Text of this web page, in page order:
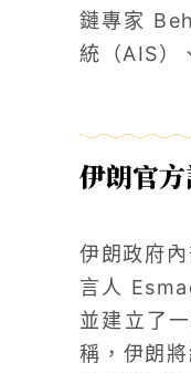
鏈專家
統（AIS）
伊朗官
伊朗政府
言人
並建立了
稱，伊朗